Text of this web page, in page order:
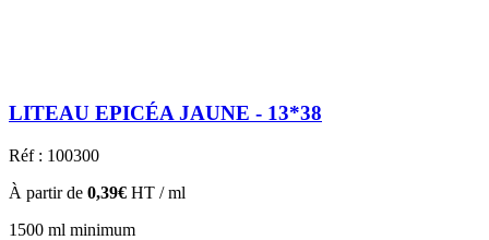
LITEAU EPICÉA JAUNE - 13*38
Réf : 100300
À partir de 0,39€ HT / ml
1500 ml minimum